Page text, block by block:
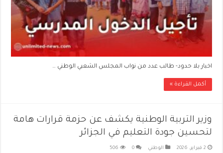
اخبار بلا حدود- طالب عدد من نواب المجلس الشعبي الوطني …
أكمل القراءة »
وزير التربية الوطنية يكشف عن حزمة قرارات هامة
لتحسين جودة التعليم في الجزائر
2 فبراير، 2026 الوطني 0
506